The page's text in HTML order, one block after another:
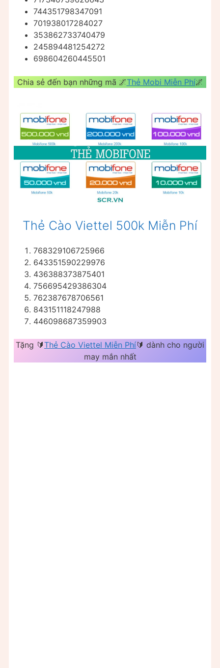
744351798347091
701938017284027
353862733740479
245894481254272
698604260445501
Chia sẻ đến bạn những mã 🌌Thẻ Mobi Miễn Phí🌌
Thẻ Cào Viettel 500k Miễn Phí
768329106725966
643351590229976
436388373875401
756695429386304
762387678706561
843151118247988
446098687359903
Tặng 🔰Thẻ Cào Viettel Miễn Phí🔰 dành cho người
may mắn nhất